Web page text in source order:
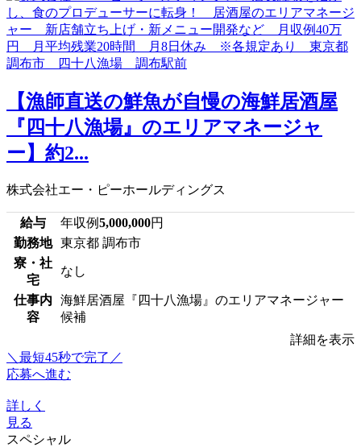
【漁師直送の鮮魚が自慢の海鮮居酒屋
『四十八漁場』のエリアマネージャ
ー】約2...
株式会社エー・ピーホールディングス
給与 年収例5,000,000円
勤務地 東京都 調布市
寮・社
宅
なし
仕事内
容
海鮮居酒屋『四十八漁場』のエリアマネージャー
候補
詳細を表示
＼最短45秒で完了／
応募へ進む
詳しく
見る
スペシャル